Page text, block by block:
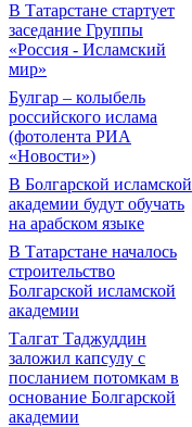
В Татарстане стартует
заседание Группы
«Россия - Исламский
мир»
Булгар – колыбель
российского ислама
(фотолента РИА
«Новости»)
В Болгарской исламской
академии будут обучать
на арабском языке
В Татарстане началось
строительство
Болгарской исламской
академии
Талгат Таджуддин
заложил капсулу с
посланием потомкам в
основание Болгарской
академии